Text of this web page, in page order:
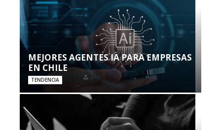
MEJORES AGENTES IA PARA EMPRESAS
EN CHILE
TENDENCIA